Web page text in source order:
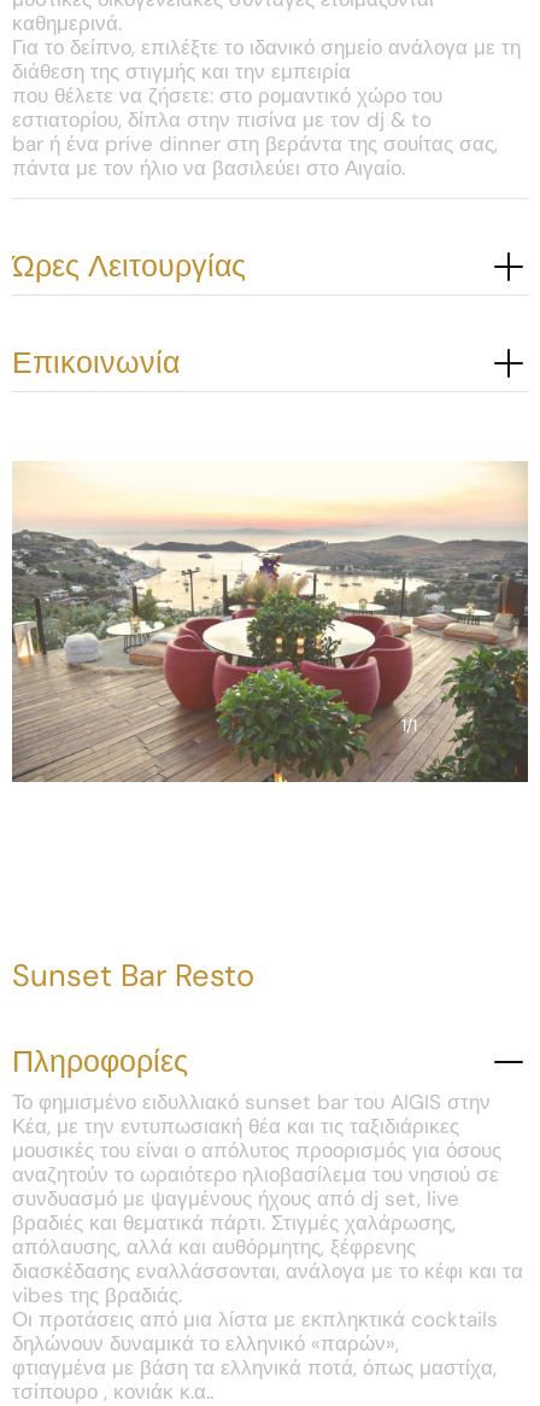
1/1
καθημερινά.
Για το δείπνο, επιλέξτε το ιδανικό σημείο ανάλογα με τη
διάθεση της στιγμής και την εμπειρία
που θέλετε να ζήσετε: στο ρομαντικό χώρο του
εστιατορίου, δίπλα στην πισίνα με τον dj & to
bar ή ένα prive dinner στη βεράντα της σουίτας σας,
πάντα με τον ήλιο να βασιλεύει στο Αιγαίο.
Ώρες Λειτουργίας
Επικοινωνία
Sunset Bar Resto
Πληροφορίες
Το φημισμένο ειδυλλιακό sunset bar του AIGIS στην
Κέα, με την εντυπωσιακή θέα και τις ταξιδιάρικες
μουσικές του είναι ο απόλυτος προορισμός για όσους
αναζητούν το ωραιότερο ηλιοβασίλεμα του νησιού σε
συνδυασμό με ψαγμένους ήχους από dj set, live
βραδιές και θεματικά πάρτι. Στιγμές χαλάρωσης,
απόλαυσης, αλλά και αυθόρμητης, ξέφρενης
διασκέδασης εναλλάσσονται, ανάλογα με το κέφι και τα
vibes της βραδιάς.
Οι προτάσεις από μια λίστα με εκπληκτικά cocktails
δηλώνουν δυναμικά το ελληνικό «παρών»,
φτιαγμένα με βάση τα ελληνικά ποτά, όπως μαστίχα,
τσίπουρο , κονιάκ κ.α..